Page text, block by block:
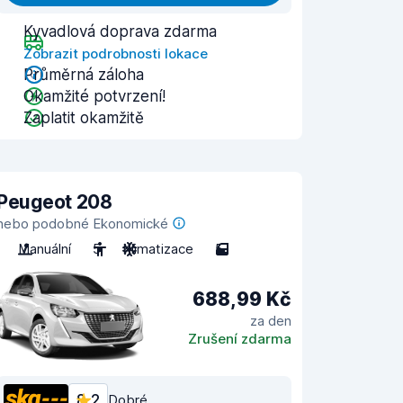
Kyvadlová doprava zdarma
Zobrazit podrobnosti lokace
Průměrná záloha
Okamžité potvrzení!
Zaplatit okamžitě
208
podobné Ekonomické
Manuální
5 Klimatizace 5
688,99 Kč
za den
Zrušení zdarma